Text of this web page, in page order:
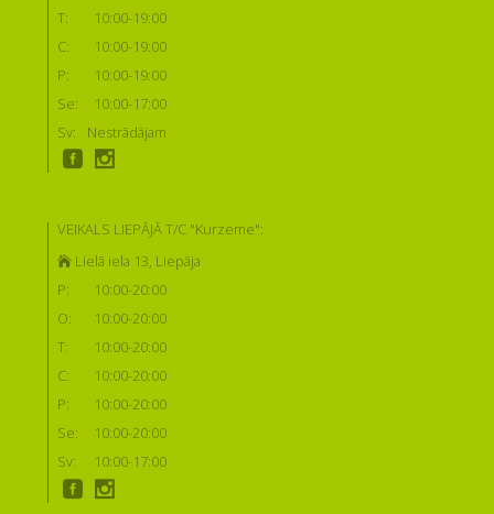
T:
10:00-19:00
C:
10:00-19:00
P:
10:00-19:00
Se:
10:00-17:00
Sv:
Nestrādājam
VEIKALS LIEPĀJĀ T/C "Kurzeme":
Lielā iela 13, Liepāja
P:
10:00-20:00
O:
10:00-20:00
T:
10:00-20:00
C:
10:00-20:00
P:
10:00-20:00
Se:
10:00-20:00
Sv:
10:00-17:00